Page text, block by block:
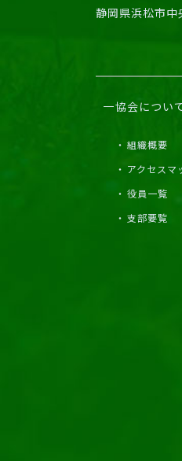
静岡県浜松市
協会につい
組織概要
アクセスマ
役員一覧
支部要覧